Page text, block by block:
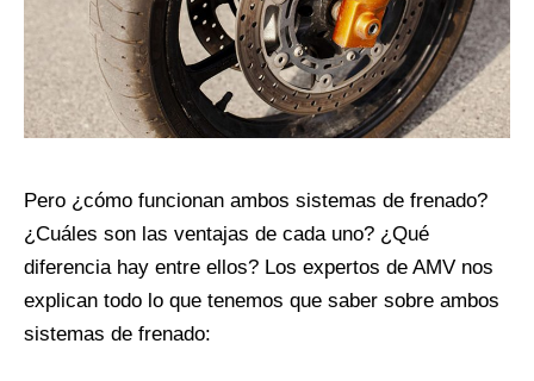
Pero ¿cómo funcionan ambos sistemas de frenado?
¿Cuáles son las ventajas de cada uno? ¿Qué
diferencia hay entre ellos? Los expertos de AMV nos
explican todo lo que tenemos que saber sobre ambos
sistemas de frenado: